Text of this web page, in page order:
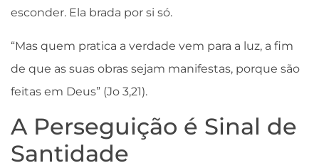
esconder. Ela brada por si só.
“Mas quem pratica a verdade vem para a luz, a fim
de que as suas obras sejam manifestas, porque são
feitas em Deus” (Jo 3,21).
A Perseguição é Sinal de
Santidade